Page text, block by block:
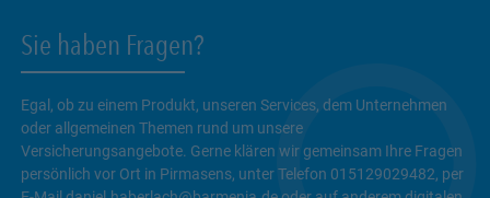
Sie haben Fragen?
Egal, ob zu einem Produkt, unseren Services, dem Unternehmen
oder allgemeinen Themen rund um unsere
Versicherungsangebote. Gerne klären wir gemeinsam Ihre Fragen
persönlich vor Ort in Pirmasens, unter Telefon 015129029482, per